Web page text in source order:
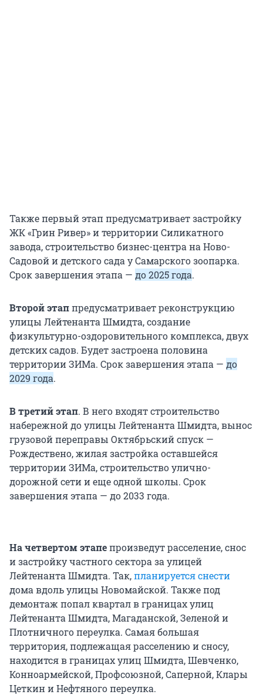
Также первый этап предусматривает застройку
ЖК «Грин Ривер» и территории Силикатного
завода, строительство бизнес-центра на Ново-
Садовой и детского сада у Самарского зоопарка.
Срок завершения этапа — до 2025 года.
Второй этаппредусматривает реконструкцию
улицы Лейтенанта Шмидта, создание
физкультурно-оздоровительного комплекса, двух
детских садов. Будет застроена половина
территории ЗИМа. Срок завершения этапа — до
2029 года.
В третий этап. В него входят строительство
набережной до улицы Лейтенанта Шмидта, вынос
грузовой переправы Октябрьский спуск —
Рождествено, жилая застройка оставшейся
территории ЗИМа, строительство улично-
дорожной сети и еще одной школы. Срок
завершения этапа — до 2033 года.
На четвертом этапепроизведут расселение, снос
и застройку частного сектора за улицей
Лейтенанта Шмидта. Так,планируется снести
дома вдоль улицы Новомайской. Также под
демонтаж попал квартал в границах улиц
Лейтенанта Шмидта, Магаданской, Зеленой и
Плотничного переулка. Самая большая
территория, подлежащая расселению и сносу,
находится в границах улиц Шмидта, Шевченко,
Конноармейской, Профсоюзной, Саперной, Клары
Цеткин и Нефтяного переулка.